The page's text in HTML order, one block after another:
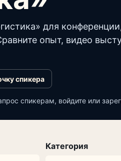
для
опыт, видео
спикера
спикерам, войдите или
Категория